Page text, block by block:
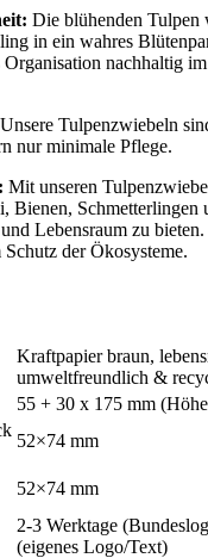
Die blühenden Tulpen
in ein wahres
nachhaltig
Unsere Tulpenzwiebeln
nur minimale Pflege.
Mit unseren
Bienen, Schmetterlingen
Lebensraum zu
der Ökosysteme.
Kraftpapier braun,
umweltfreundlich &
55 + 30 x 175 mm
52×74 mm
52×74 mm
2-3 Werktage
(eigenes Logo/Text)